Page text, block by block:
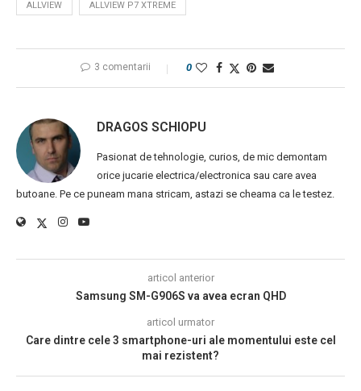
ALLVIEW ALLVIEW P7 XTREME
3 comentarii 0
DRAGOS SCHIOPU
Pasionat de tehnologie, curios, de mic demontam
orice jucarie electrica/electronica sau care avea
butoane. Pe ce puneam mana stricam, astazi se cheama ca le testez.
articol anterior
Samsung SM-G906S va avea ecran QHD
articol urmator
Care dintre cele 3 smartphone-uri ale momentului este cel
mai rezistent?